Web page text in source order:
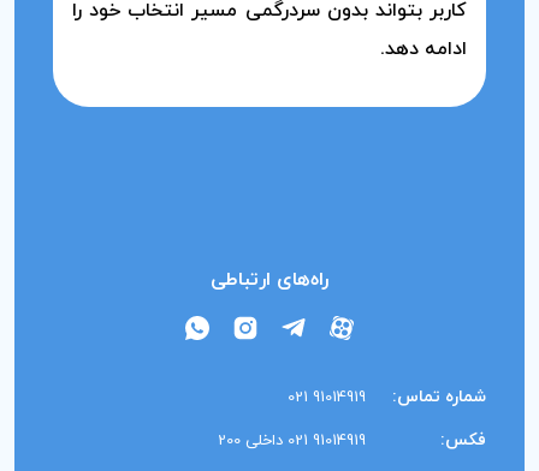
کاربر بتواند بدون سردرگمی مسیر انتخاب خود را
ادامه دهد.
راه‌های ارتباطی
شماره تماس: 91014919 021
فکس: 91014919 021 داخلی 200